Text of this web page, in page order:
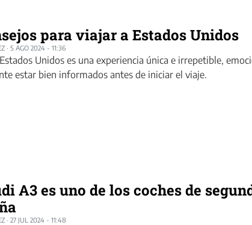
para viajar a Estados Unidos
· 5 AGO 2024 - 11:36
Unidos es una experiencia única e irrepetible,
estar bien informados antes de iniciar el viaje.
A3 es uno de los coches de
· 27 JUL 2024 - 11:48